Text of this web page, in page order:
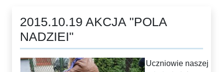
2015.10.19 AKCJA "POLA
NADZIEI"
Uczniowie naszej